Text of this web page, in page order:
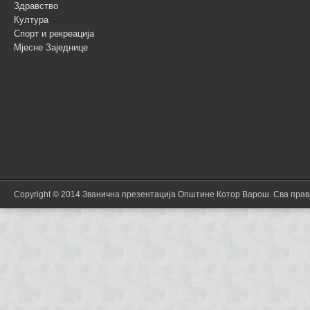
Здравство
Култура
Спорт и рекреација
Мјесне Заједнице
Copyright © 2014 Званична презентација Општине Котор Варош. Сва